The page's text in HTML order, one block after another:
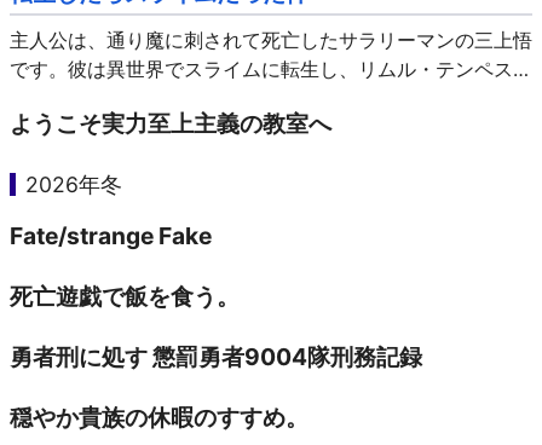
主人公は、通り魔に刺されて死亡したサラリーマンの三上悟
です。彼は異世界でスライムに転生し、リムル・テンペスト
ながら、魔物の国「ジュラ・テンペスト連邦国」を築いてい
ようこそ実力至上主義の教室へ
2026年冬
Fate/strange Fake
死亡遊戯で飯を食う。
勇者刑に処す 懲罰勇者9004隊刑務記録
穏やか貴族の休暇のすすめ。